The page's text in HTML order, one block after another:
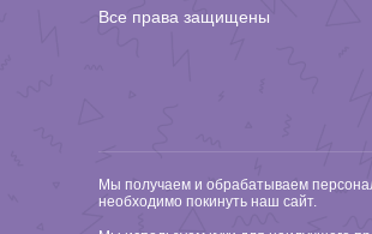
Все права защищены
Мы получаем и обрабатываем
необходимо покинуть наш сайт.